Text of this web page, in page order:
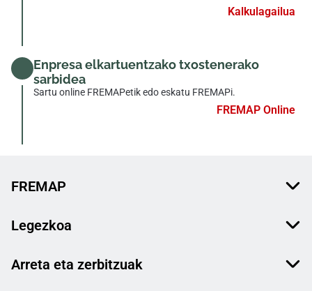
Kalkulagailua
Enpresa elkartuentzako txostenerako
sarbidea
Sartu online FREMAPetik edo eskatu FREMAPi.
FREMAP Online
FREMAP
Legezkoa
Arreta eta zerbitzuak